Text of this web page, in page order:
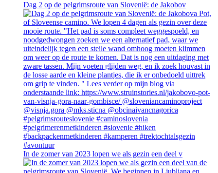
Dag 2 op de pelgrimsroute van Slovenië: de Jakobov
In de zomer van 2023 lopen we als gezin een deel v